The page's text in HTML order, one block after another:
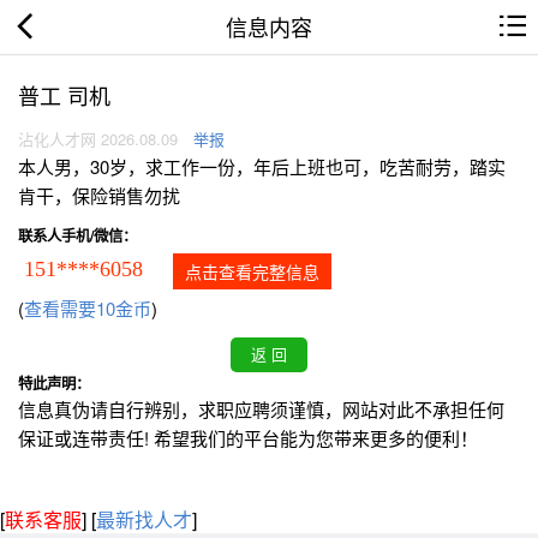
信息内容
普工 司机
沾化人才网 2026.08.09 举报
本人男，30岁，求工作一份，年后上班也可，吃苦耐劳，踏实
肯干，保险销售勿扰
联系人手机/微信：
151****6058 点击查看完整信息
(查看需要10金币)
特此声明：
信息真伪请自行辨别，求职应聘须谨慎，网站对此不承担任何
保证或连带责任! 希望我们的平台能为您带来更多的便利！
[联系客服] [最新找人才]